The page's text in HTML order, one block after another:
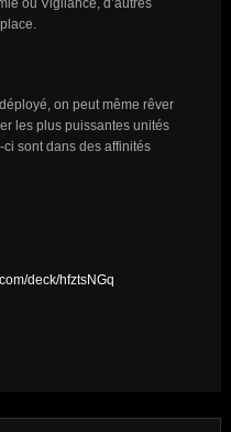
ou Vigilance, d’autres
on peut même rêver
les plus puissantes unités
sont dans des affinités
deck/hfztsNGq